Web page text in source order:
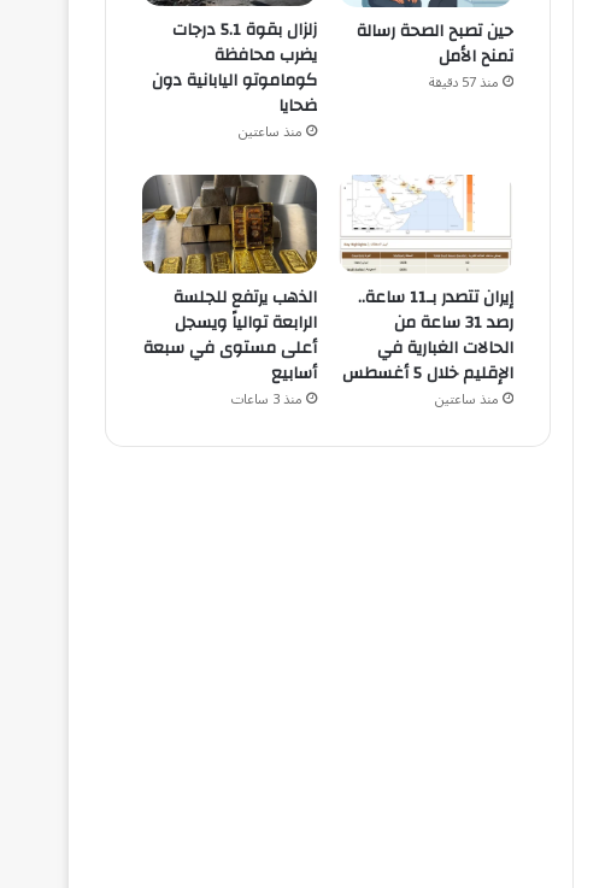
حين تصبح الصحة رسالة
تمنح الأمل
منذ 57 دقيقة
زلزال بقوة 5.1 درجات
يضرب محافظة
كوماموتو اليابانية دون
ضحايا
منذ ساعتين
إيران تتصدر بـ11 ساعة..
رصد 31 ساعة من
الحالات الغبارية في
الإقليم خلال 5 أغسطس
منذ ساعتين
الذهب يرتفع للجلسة
الرابعة توالياً ويسجل
أعلى مستوى في سبعة
أسابيع
منذ 3 ساعات